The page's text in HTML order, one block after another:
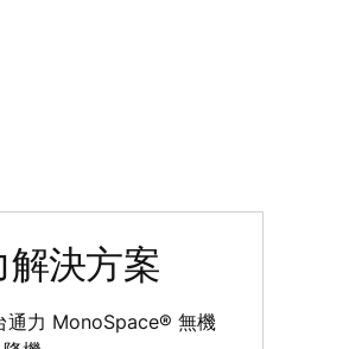
解決方案
通力 MonoSpace® 無機